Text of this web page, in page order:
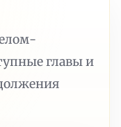
главы и